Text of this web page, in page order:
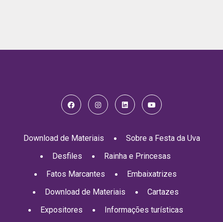
Download de Materiais
Sobre a Festa da Uva
Desfiles
Rainha e Princesas
Fatos Marcantes
Embaixatrizes
Download de Materiais
Cartazes
Expositores
Informações turísticas